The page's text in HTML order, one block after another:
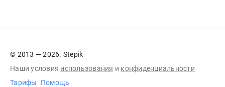
© 2013 — 2026. Stepik
Наши условия использования и конфиденциальности
Тарифы
Помощь